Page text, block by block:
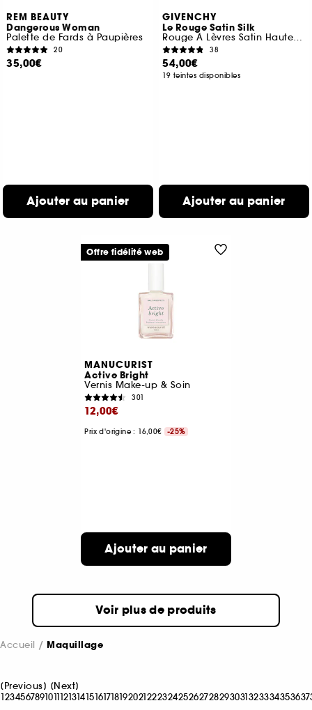
REM BEAUTY
Dangerous Woman
Palette de Fards à Paupières
20
35,00€
Ajouter au panier
GIVENCHY
Le Rouge Satin Silk
Rouge À Lèvres Satin Haute Définition
38
54,00€
19 teintes disponibles
Ajouter au panier
MANUCURIST
Active Bright
Vernis Make-up & Soin
301
12,00€
Prix d'origine : 16,00€ -25%
Ajouter au panier
Offre fidélité web
Voir plus de produits
Accueil Maquillage
[Previous] [Next]
12345678910111213141516171819202122232425262728293031323334353637